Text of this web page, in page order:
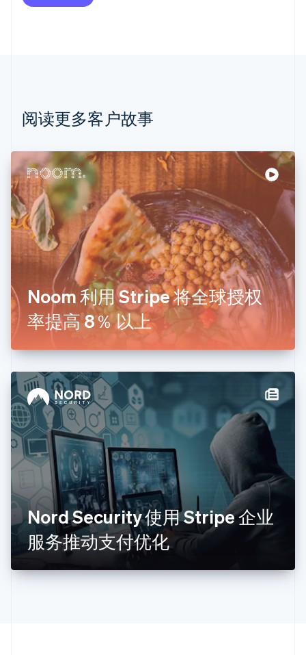
阅读更多客户故事
Noom 利用 Stripe 将全球授权
率提高 8％ 以上
Nord Security 使用 Stripe 企业
服务推动支付优化
Nederlands Français Deutsch
波兰
丹麦
English
德国
Deutsch English
法国
Français English
芬兰
EnglishSvenska
荷兰
Nederlands English
加拿大
English Français
捷克
克罗地亚
拉脱维亚
English
立陶宛
English
列支敦士登
DeutschEnglish
卢森堡
FrançaisDeutschEnglish
罗马尼亚
English
马尔他
English
马来西亚
English 简体中文
美国